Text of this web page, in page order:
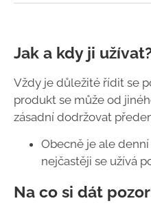
Jak a kdy ji
Vždy je důležité řídit se
produkt se může od
zásadní dodržovat
Obecně je ale
nejčastěji se užívá
Na co si dát